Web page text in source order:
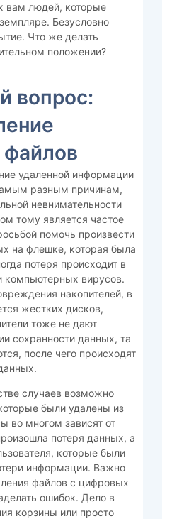
вам людей, которые
Безусловно
Что же делать
положении?
вопрос:
удаленной информации
разным причинам,
невнимательности
тому является частое
помочь произвести
на флешке, которая была
потеря происходит в
компьютерных вирусов.
накопителей, в
жестких дисков,
тоже не дают
сохранности данных, та
после чего происходят
случаев возможно
были удалены из
во многом зависят от
потеря данных, а
которые были
информации. Важно
файлов с цифровых
ошибок. Дело в
корзины или просто